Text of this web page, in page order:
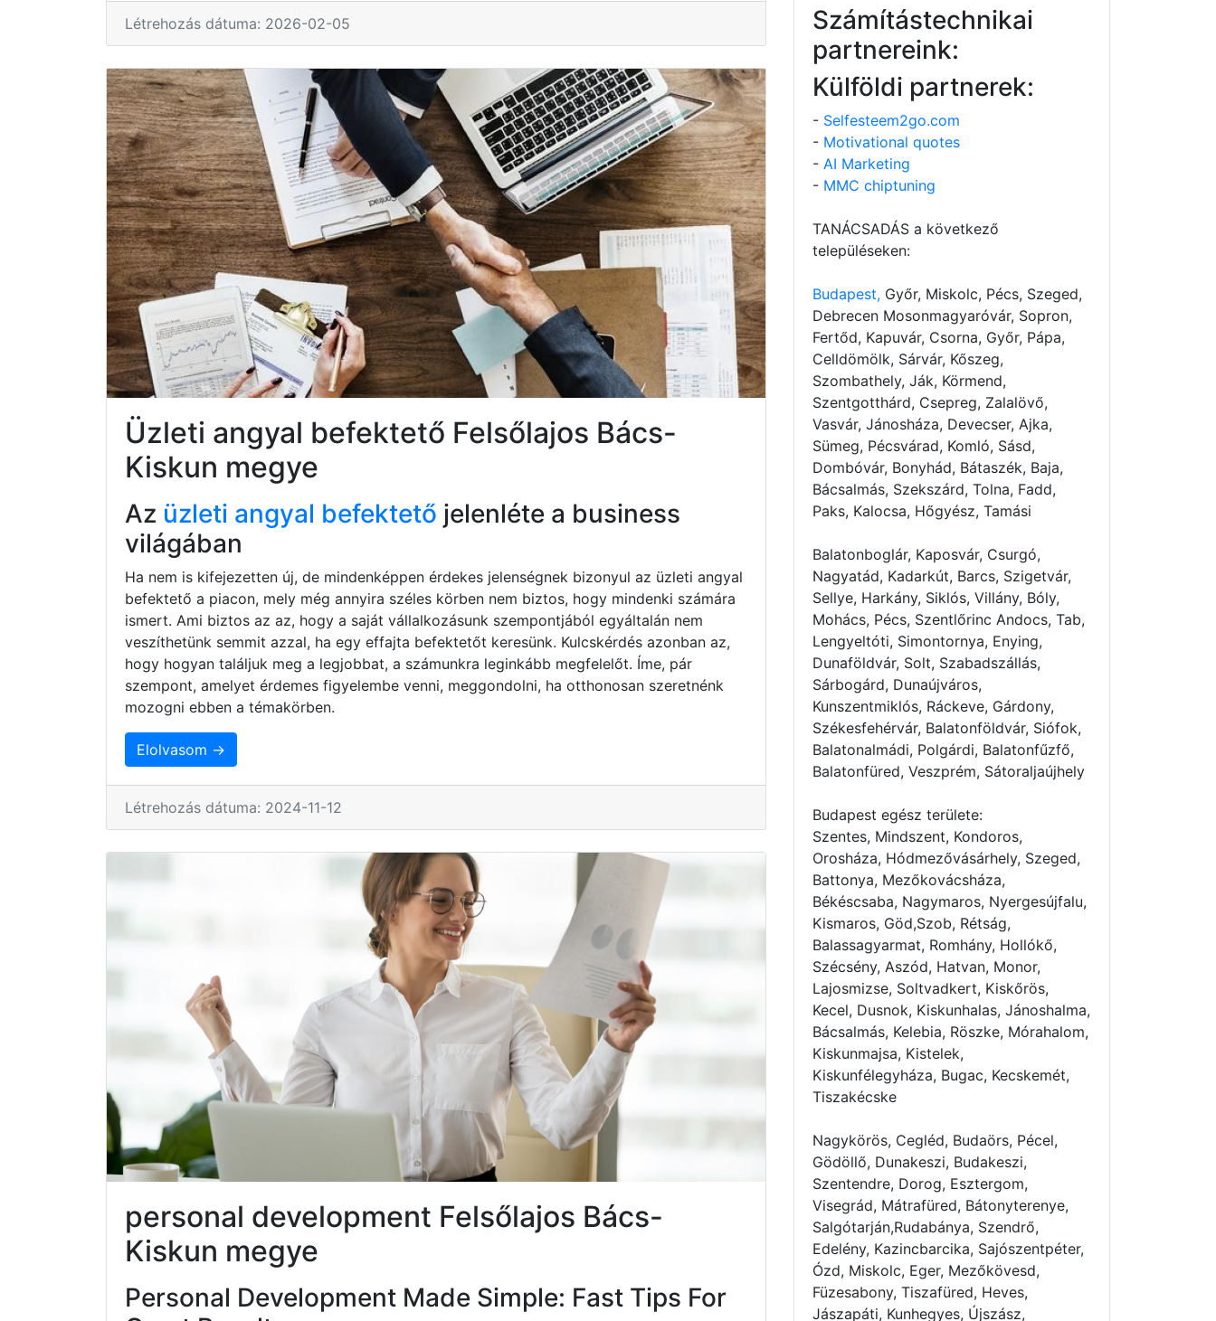
Létrehozás dátuma: 2026-02-05
Üzleti angyal befektető Felsőlajos Bács-
Kiskun megye
Az üzleti angyal befektető jelenléte a business
világában
Ha nem is kifejezetten új, de mindenképpen érdekes jelenségnek bizonyul az üzleti angyal
befektető a piacon, mely még annyira széles körben nem biztos, hogy mindenki számára
ismert. Ami biztos az az, hogy a saját vállalkozásunk szempontjából egyáltalán nem
veszíthetünk semmit azzal, ha egy effajta befektetőt keresünk. Kulcskérdés azonban az,
hogy hogyan találjuk meg a legjobbat, a számunkra leginkább megfelelőt. Íme, pár
szempont, amelyet érdemes figyelembe venni, meggondolni, ha otthonosan szeretnénk
mozogni ebben a témakörben.
Elolvasom →
Létrehozás dátuma: 2024-11-12
personal development Felsőlajos Bács-
Kiskun megye
Personal Development Made Simple: Fast Tips For
Számítástechnikai
partnereink:
Külföldi partnerek:
- Selfesteem2go.com
- Motivational quotes
- AI Marketing
- MMC chiptuning
TANÁCSADÁS a következő
településeken:
Budapest, Győr, Miskolc, Pécs, Szeged,
Debrecen Mosonmagyaróvár, Sopron,
Fertőd, Kapuvár, Csorna, Győr, Pápa,
Celldömölk, Sárvár, Kőszeg,
Szombathely, Ják, Körmend,
Szentgotthárd, Csepreg, Zalalövő,
Vasvár, Jánosháza, Devecser, Ajka,
Sümeg, Pécsvárad, Komló, Sásd,
Dombóvár, Bonyhád, Bátaszék, Baja,
Bácsalmás, Szekszárd, Tolna, Fadd,
Paks, Kalocsa, Hőgyész, Tamási
Balatonboglár, Kaposvár, Csurgó,
Nagyatád, Kadarkút, Barcs, Szigetvár,
Sellye, Harkány, Siklós, Villány, Bóly,
Mohács, Pécs, Szentlőrinc Andocs, Tab,
Lengyeltóti, Simontornya, Enying,
Dunaföldvár, Solt, Szabadszállás,
Sárbogárd, Dunaújváros,
Kunszentmiklós, Ráckeve, Gárdony,
Székesfehérvár, Balatonföldvár, Siófok,
Balatonalmádi, Polgárdi, Balatonfűzfő,
Balatonfüred, Veszprém, Sátoraljaújhely
Budapest egész területe:
Szentes, Mindszent, Kondoros,
Orosháza, Hódmezővásárhely, Szeged,
Battonya, Mezőkovácsháza,
Békéscsaba, Nagymaros, Nyergesújfalu,
Kismaros, Göd,Szob, Rétság,
Balassagyarmat, Romhány, Hollókő,
Szécsény, Aszód, Hatvan, Monor,
Lajosmizse, Soltvadkert, Kiskőrös,
Kecel, Dusnok, Kiskunhalas, Jánoshalma,
Bácsalmás, Kelebia, Röszke, Mórahalom,
Kiskunmajsa, Kistelek,
Kiskunfélegyháza, Bugac, Kecskemét,
Tiszakécske
Nagykörös, Cegléd, Budaörs, Pécel,
Gödöllő, Dunakeszi, Budakeszi,
Szentendre, Dorog, Esztergom,
Visegrád, Mátrafüred, Bátonyterenye,
Salgótarján,Rudabánya, Szendrő,
Edelény, Kazincbarcika, Sajószentpéter,
Ózd, Miskolc, Eger, Mezőkövesd,
Füzesabony, Tiszafüred, Heves,
Jászapáti, Kunhegyes, Újszász,